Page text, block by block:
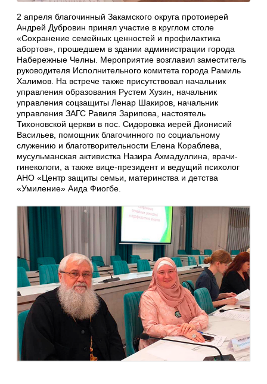
2 апреля благочинный Закамского округа протоиерей
Андрей Дубровин принял участие в круглом столе
«Сохранение семейных ценностей и профилактика
абортов», прошедшем в здании администрации города
Набережные Челны. Мероприятие возглавил заместитель
руководителя Исполнительного комитета города Рамиль
Халимов. На встрече также присутствовал начальник
управления образования Рустем Хузин, начальник
управления соцзащиты Ленар Шакиров, начальник
управления ЗАГС Равиля Зарипова, настоятель
Тихоновской церкви в пос. Сидоровка иерей Дионисий
Васильев, помощник благочинного по социальному
служению и благотворительности Елена Кораблева,
мусульманская активистка Назира Ахмадуллина, врачи-
гинекологи, а также вице-президент и ведущий психолог
АНО «Центр защиты семьи, материнства и детства
«Умиление» Аида Фиогбе.